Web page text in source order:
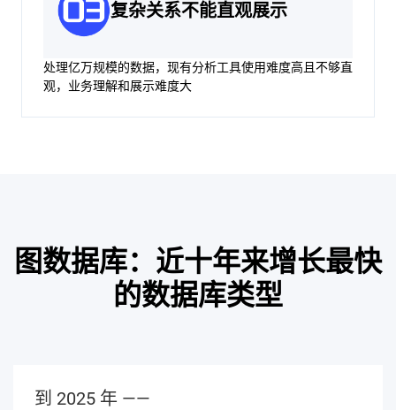
复杂关系不能直观展示
处理亿万规模的数据，现有分析工具使用难度高且不够直
观，业务理解和展示难度大
图数据库：近十年来增长最快
的数据库类型
到 2025 年 ——